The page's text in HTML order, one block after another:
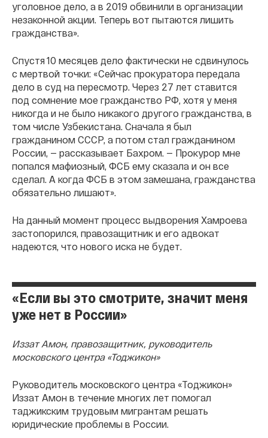
уголовное дело, а в 2019 обвинили в организации
незаконной акции. Теперь вот пытаются лишить
гражданства».
Спустя 10 месяцев дело фактически не сдвинулось
с мертвой точки: «Сейчас прокуратора передала
дело в суд на пересмотр. Через 27 лет ставится
под сомнение мое гражданство РФ, хотя у меня
никогда и не было никакого другого гражданства, в
том числе Узбекистана. Сначала я был
гражданином СССР, а потом стал гражданином
России, — рассказывает Бахром. — Прокурор мне
попался мафиозный, ФСБ ему сказала и он все
сделал. А когда ФСБ в этом замешана, гражданства
обязательно лишают».
На данный момент процесс выдворения Хамроева
застопорился, правозащитник и его адвокат
надеются, что нового иска не будет.
«Если вы это смотрите, значит меня
уже нет в России»
Иззат Амон, правозащитник, руководитель
московского центра «Тоджикон»
Руководитель московского центра «Тоджикон»
Иззат Амон в течение многих лет помогал
таджикским трудовым мигрантам решать
юридические проблемы в России.